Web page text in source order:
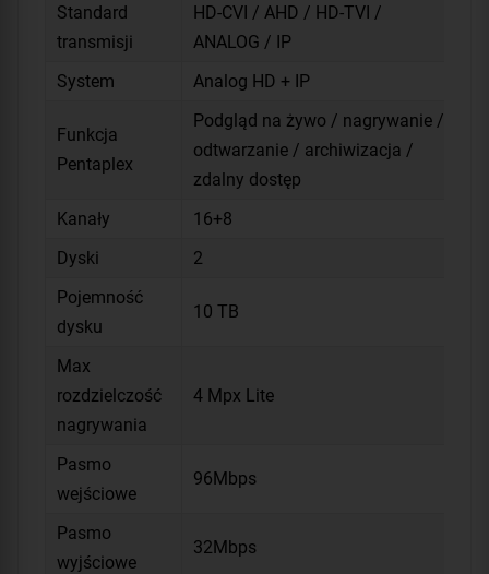
Standard
transmisji
HD-CVI / AHD / HD-TVI /
ANALOG / IP
System
Analog HD + IP
Funkcja
Pentaplex
Podgląd na żywo / nagrywanie /
odtwarzanie / archiwizacja /
zdalny dostęp
Kanały
16+8
Dyski
2
Pojemność
dysku
10 TB
Max
rozdzielczość
nagrywania
4 Mpx Lite
Pasmo
wejściowe
96Mbps
Pasmo
wyjściowe
32Mbps